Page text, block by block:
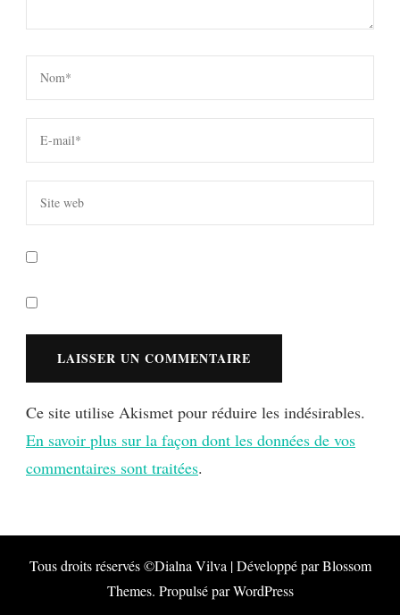
Ce site utilise Akismet pour réduire les indésirables.
En savoir plus sur la façon dont les données de vos
commentaires sont traitées.
Tous droits réservés ©Dialna Vilva | Développé parBlossom
Themes. Propulsé parWordPress